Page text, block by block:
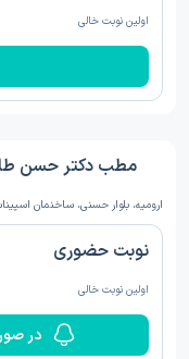
اولین نوبت خالی
مطب دکتر حسن
ارومیه، بلوار حسنی، ساخنمان اسپیناس،
نوبت حضوری
اولین نوبت خالی
در